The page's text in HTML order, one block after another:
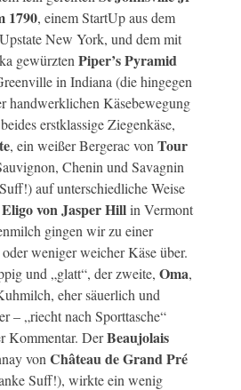
1790, einem StartUp aus dem
New York, und dem mit
gewürzten Piper’s Pyramid
in Indiana (die hingegen
handwerklichen Käsebewegung
erstklassige Ziegenkäse,
, ein weißer Bergerac von Tour
Chenin und Savagnin
auf unterschiedliche Weise
Eligo von Jasper Hillin Vermont
gingen wir zu einer
weniger weicher Käse über.
und „glatt“, der zweite, Oma,
eher säuerlich und
– „riecht nach Sporttasche“
Kommentar. DerBeaujolais
von Château de Grand Pré
Suff!), wirkte ein wenig